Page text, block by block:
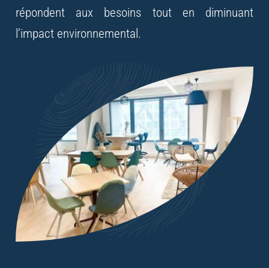
répondent aux besoins tout en diminuant
l’impact environnemental.